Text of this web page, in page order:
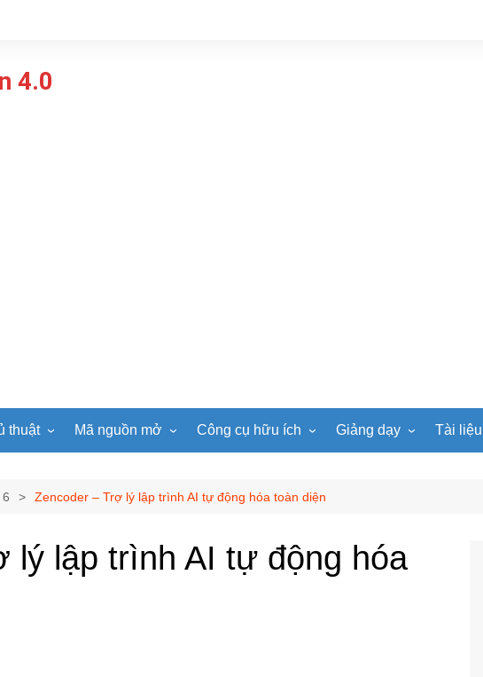
4.0
thuật
Microsoft Excel
Mã nguồn mở
Joomla
EduPortal
Công cụ hữu ích
Lật mảnh ghép
Game Quay số
Giảng dạy
Tiếng Anh
Tài
6 Zencoder – Trợ lý lập trình AI tự động hóa toàn diện
lý lập trình AI tự động hóa